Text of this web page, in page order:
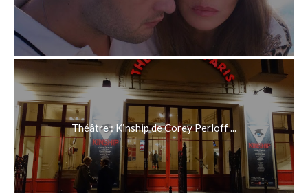
Théâtre : Kinship de Corey Perloff ...